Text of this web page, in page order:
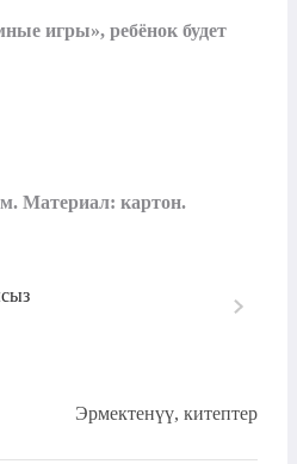
игры», ребёнок будет
Материал: картон.
Эрмектенүү, китептер